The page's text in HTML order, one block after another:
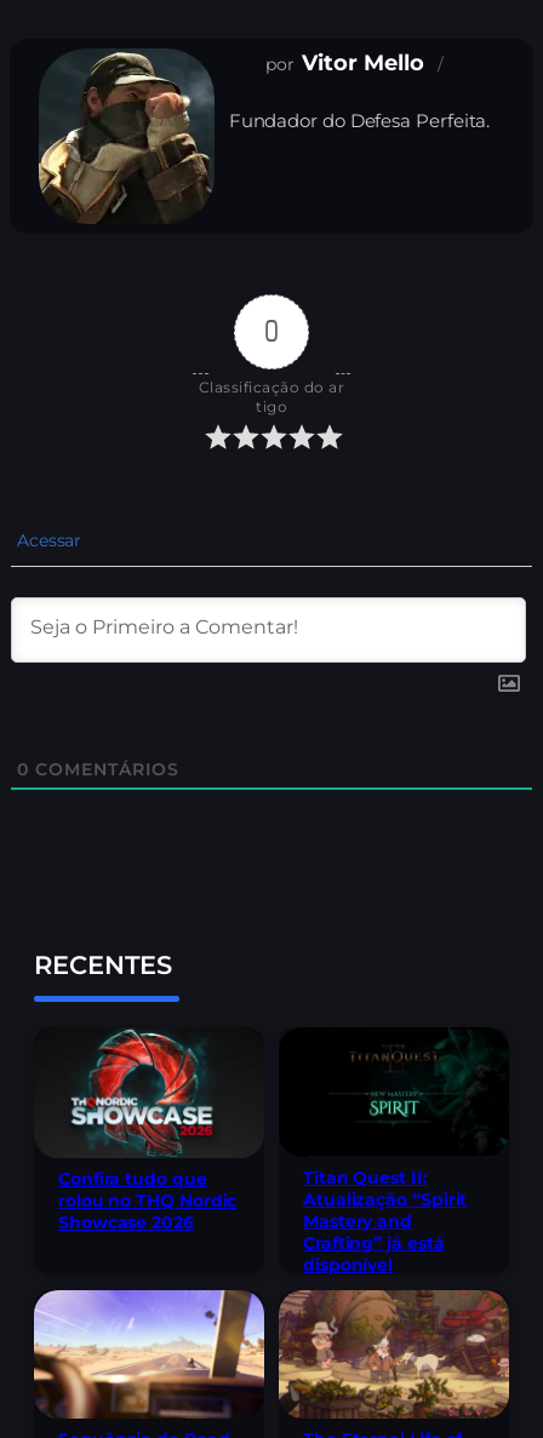
Vitor Mello
Fundador do Defesa Perfeita.
0
Classificação do ar
tigo
Acessar
0 COMENTÁRIOS
RECENTES
Confira tudo que
rolou no THQ Nordic
Showcase 2026
Titan Quest II:
Atualização “Spirit
Mastery and
Crafting” já está
disponível